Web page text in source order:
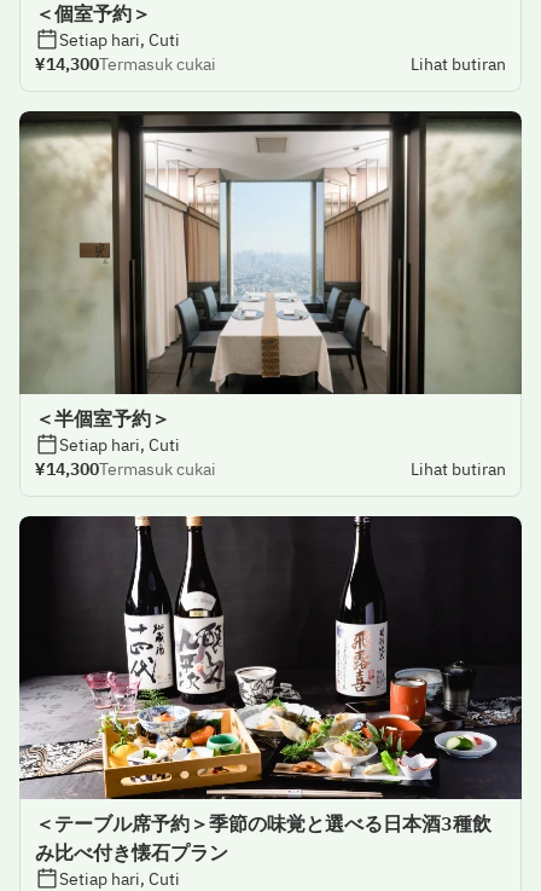
＜個室予約＞
Setiap hari, Cuti
¥14,300Termasuk cukai Lihat butiran
＜半個室予約＞
Setiap hari, Cuti
¥14,300Termasuk cukai Lihat butiran
＜テーブル席予約＞季節の味覚と選べる日本酒3種飲
み比べ付き懐石プラン
Setiap hari, Cuti